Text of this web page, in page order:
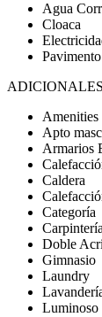
Agua
Cloaca
Pavimento
ADICIONALES
Amenities
Apto
Armarios
Caldera
Categoría
Doble
Gimnasio
Laundry
Luminoso